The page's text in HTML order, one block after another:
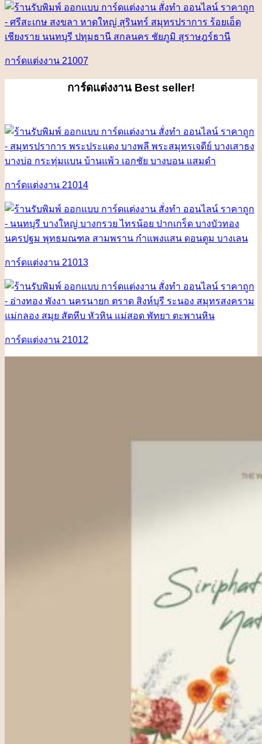
การ์ดแต่งงาน 21007
การ์ดแต่งงาน Best seller!
การ์ดแต่งงาน 21014
การ์ดแต่งงาน 21013
การ์ดแต่งงาน 21012